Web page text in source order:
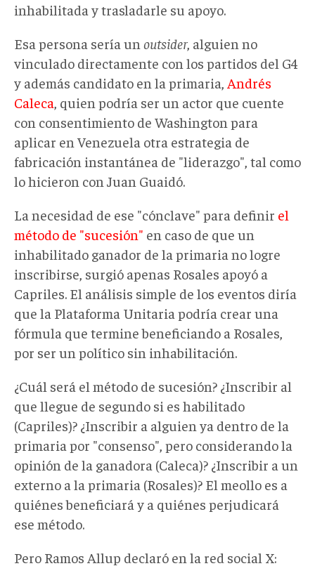
inhabilitada y trasladarle su apoyo.
Esa persona sería un outsider, alguien no
vinculado directamente con los partidos del G4
y además candidato en la primaria, Andrés
Caleca, quien podría ser un actor que cuente
con consentimiento de Washington para
aplicar en Venezuela otra estrategia de
fabricación instantánea de "liderazgo", tal como
lo hicieron con Juan Guaidó.
La necesidad de ese "cónclave" para definir el
método de "sucesión" en caso de que un
inhabilitado ganador de la primaria no logre
inscribirse, surgió apenas Rosales apoyó a
Capriles. El análisis simple de los eventos diría
que la Plataforma Unitaria podría crear una
fórmula que termine beneficiando a Rosales,
por ser un político sin inhabilitación.
¿Cuál será el método de sucesión? ¿Inscribir al
que llegue de segundo si es habilitado
(Capriles)? ¿Inscribir a alguien ya dentro de la
primaria por "consenso", pero considerando la
opinión de la ganadora (Caleca)? ¿Inscribir a un
externo a la primaria (Rosales)? El meollo es a
quiénes beneficiará y a quiénes perjudicará
ese método.
Pero Ramos Allup declaró en la red social X: